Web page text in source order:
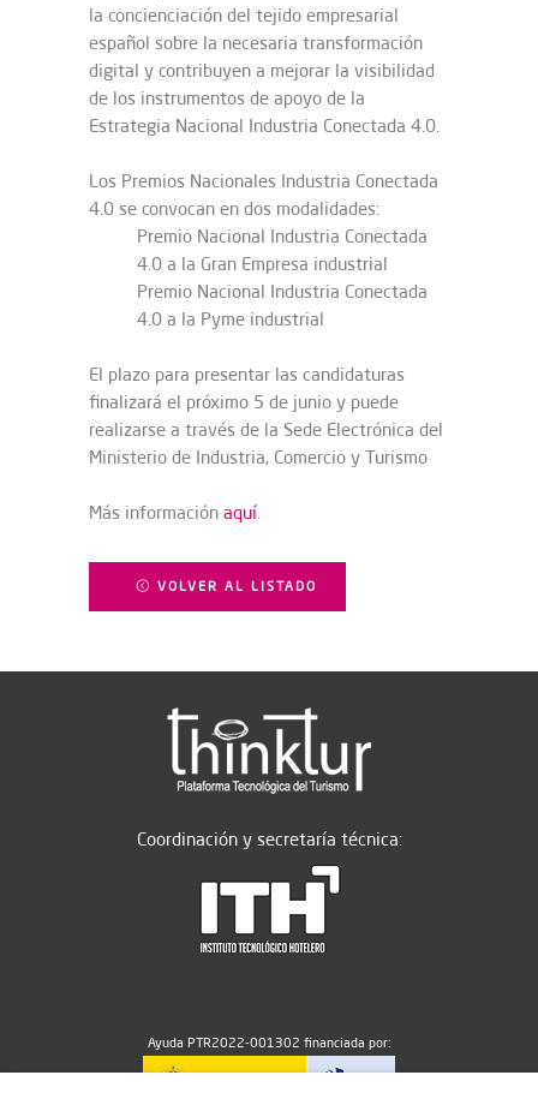
la concienciación del tejido empresarial
español sobre la necesaria transformación
digital y contribuyen a mejorar la visibilidad
de los instrumentos de apoyo de la
Estrategia Nacional Industria Conectada 4.0.
Los Premios Nacionales Industria Conectada
4.0 se convocan en dos modalidades:
Premio Nacional Industria Conectada
4.0 a la Gran Empresa industrial
Premio Nacional Industria Conectada
4.0 a la Pyme industrial
El plazo para presentar las candidaturas
finalizará el próximo 5 de junio y puede
realizarse a través de la Sede Electrónica del
Ministerio de Industria, Comercio y Turismo
Más información aquí.
VOLVER AL LISTADO
Coordinación y secretaría técnica:
Ayuda PTR2022-001302 financiada por: